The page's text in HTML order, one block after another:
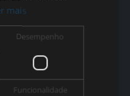
mais
Desempenho
Funcionalidade